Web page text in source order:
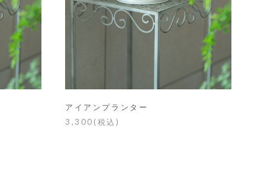
アイアンプランター
3,300(税込)